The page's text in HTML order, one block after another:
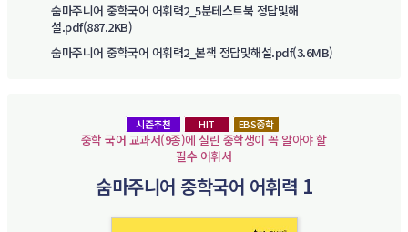
숨마주니어 중학국어 어휘력2_5분테스트북 정답및해
설.pdf(887.2KB)
숨마주니어 중학국어 어휘력2_본책 정답및해설.pdf(3.6MB)
시즌추천 HIT EBS중학
중학 국어 교과서(9종)에 실린 중학생이 꼭 알아야 할
필수 어휘서
숨마주니어 중학국어 어휘력 1